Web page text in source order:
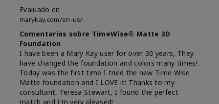
Evaluado en
marykay.com/en-us/
Comentarios sobre TimeWise® Matte 3D
Foundation
I have been a Mary Kay user for over 30 years, They
have changed the foundation and colors many times!
Today was the first time I tried the new Time Wise
Matte foundation and I LOVE it! Thanks to my
consultant, Teresa Stewart, I found the perfect
match and I'm very pleased!